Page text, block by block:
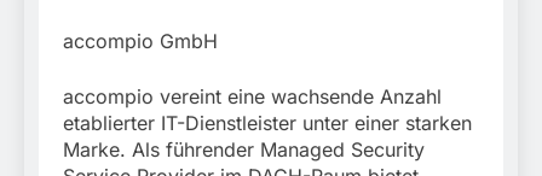
accompio GmbH
accompio vereint eine wachsende Anzahl
etablierter IT-Dienstleister unter einer starken
Marke. Als führender Managed Security